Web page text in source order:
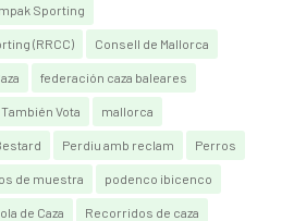
Sporting
(RRCC) Consell de Mallorca
federación caza baleares
También Vota mallorca
Perdiu amb reclam Perros
de muestra podenco ibicenco
de Caza Recorridos de caza